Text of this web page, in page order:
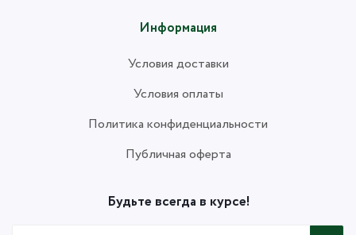
Информация
Условия доставки
Условия оплаты
Политика конфиденциальности
Публичная оферта
Будьте всегда в курсе!